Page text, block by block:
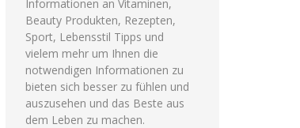
Informationen an Vitaminen,
Beauty Produkten, Rezepten,
Sport, Lebensstil Tipps und
vielem mehr um Ihnen die
notwendigen Informationen zu
bieten sich besser zu fühlen und
auszusehen und das Beste aus
dem Leben zu machen.